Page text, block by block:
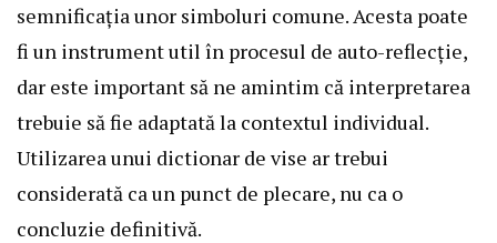
semnificația unor simboluri comune. Acesta poate
fi un instrument util în procesul de auto-reflecție,
dar este important să ne amintim că interpretarea
trebuie să fie adaptată la contextul individual.
Utilizarea unui dictionar de vise ar trebui
considerată ca un punct de plecare, nu ca o
concluzie definitivă.